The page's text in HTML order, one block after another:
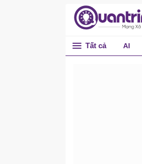
Tất cả AI